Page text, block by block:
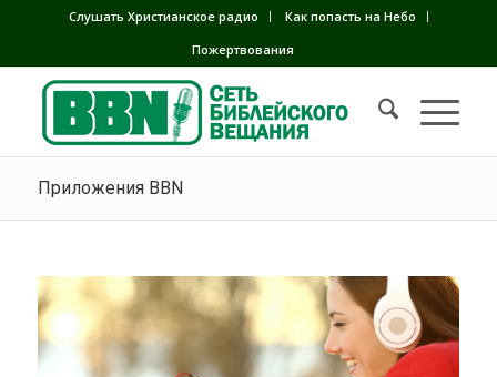
Слушать Христианское радио
Как попасть на Небо
Пожертвования
Приложения BBN